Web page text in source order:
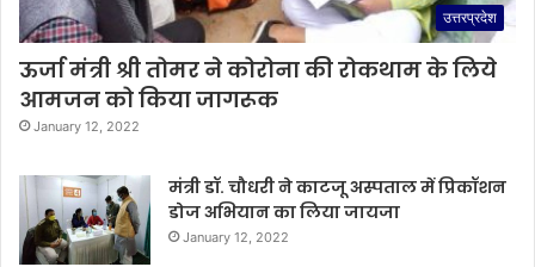
उत्तरप्रदेश
ऊर्जा मंत्री श्री तोमर ने कोरोना की रोकथाम के लिये
आमजन को किया जागरूक
January 12, 2022
मंत्री डॉ. चौधरी ने काटजू अस्पताल में प्रिकॉशन
डोज अभियान का लिया जायजा
January 12, 2022